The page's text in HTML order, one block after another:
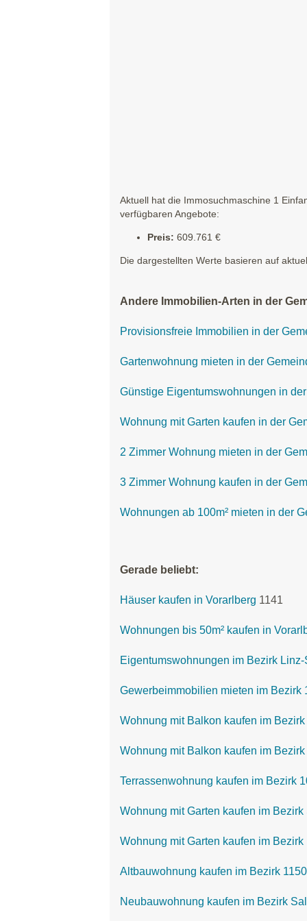
Aktuell hat die Immosuchmaschine 1
verfügbaren Angebote:
Preis: 609.761 €
Die dargestellten Werte basieren auf
Andere Immobilien-Arten in der
Provisionsfreie Immobilien in der
Gartenwohnung mieten in der
Günstige Eigentumswohnungen in
Wohnung mit Garten kaufen in der
2 Zimmer Wohnung mieten in der
3 Zimmer Wohnung kaufen in der
Wohnungen ab 100m² mieten in der
Gerade beliebt:
Häuser kaufen in Vorarlberg 1141
Wohnungen bis 50m² kaufen in
Eigentumswohnungen im Bezirk Linz-
Gewerbeimmobilien mieten im Bezirk
Wohnung mit Balkon kaufen im
Wohnung mit Balkon kaufen im
Terrassenwohnung kaufen im Bezirk
Wohnung mit Garten kaufen im
Wohnung mit Garten kaufen im
Altbauwohnung kaufen im Bezirk
Neubauwohnung kaufen im Bezirk